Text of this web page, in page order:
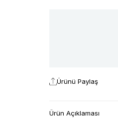
Ürünü Paylaş
Ürün Açıklaması